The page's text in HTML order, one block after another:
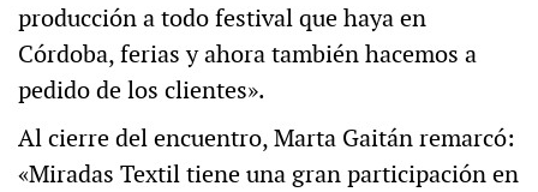
producción a todo festival que haya en
Córdoba, ferias y ahora también hacemos a
pedido de los clientes».
Al cierre del encuentro, Marta Gaitán remarcó:
«Miradas Textil tiene una gran participación en